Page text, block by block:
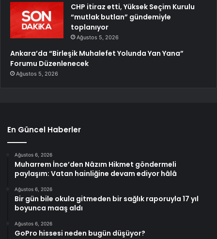
CHP itiraz etti, Yüksek Seçim Kurulu
“mutlak butlan” gündemiyle
toplanıyor
Ağustos 5, 2026
Ankara’da “Birleşik Muhalefet Yolunda Yan Yana”
Forumu Düzenlenecek
Ağustos 5, 2026
En Güncel Haberler
Ağustos 6, 2026
Muharrem İnce’den Nâzım Hikmet göndermeli
paylaşım: Vatan hainliğine devam ediyor hâlâ
Ağustos 6, 2026
Bir gün bile okula gitmeden bir sağlık raporuyla 17 yıl
boyunca maaş aldı
Ağustos 6, 2026
GoPro hissesi neden bugün düşüyor?